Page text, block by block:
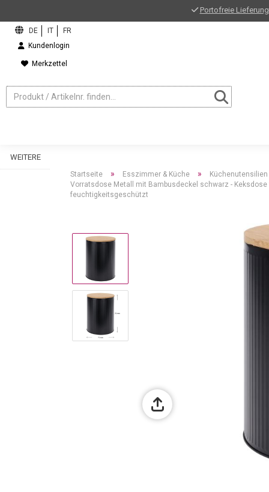
Portofreie Lieferung
Kundenlogin
Merkzettel
WEITERE
Startseite » Esszimmer & Küche » Küchenutensilien
Vorratsdose Metall mit Bambusdeckel schwarz -
feuchtigkeitsgeschützt